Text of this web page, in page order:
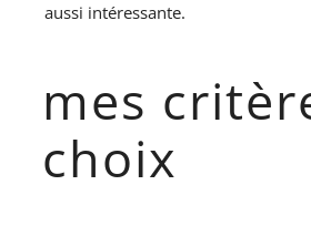
aussi intéressante.
mes
choix